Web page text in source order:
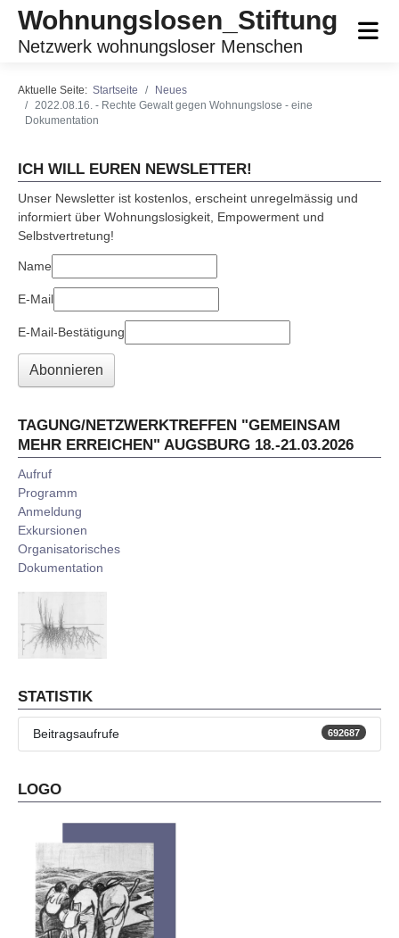
Wohnungslosen_Stiftung
Netzwerk wohnungsloser Menschen
Aktuelle Seite: Startseite
Neues
2022.08.16. - Rechte Gewalt gegen Wohnungslose - eine
Dokumentation
ICH WILL EUREN NEWSLETTER!
Unser Newsletter ist kostenlos, erscheint unregelmässig und
informiert über Wohnungslosigkeit, Empowerment und
Selbstvertretung!
Name
E-Mail
E-Mail-Bestätigung
Abonnieren
TAGUNG/NETZWERKTREFFEN "GEMEINSAM
MEHR ERREICHEN" AUGSBURG 18.-21.03.2026
Aufruf
Programm
Anmeldung
Exkursionen
Organisatorisches
Dokumentation
STATISTIK
Beitragsaufrufe 692687
LOGO